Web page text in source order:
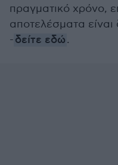
πραγματικό χρόνο,
αποτελέσματα είναι
-δείτε εδώ.